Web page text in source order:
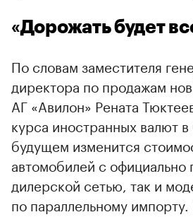
00:00 / 00:00
«Дорожать будет
По словам заместителя
директора по продажам
АГ «Авилон» Рената
курса иностранных валют
будущем изменится
автомобилей с официально
дилерской сетью, так и
по параллельному